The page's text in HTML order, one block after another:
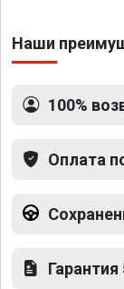
Наши
100%
Оплата
Гарантия